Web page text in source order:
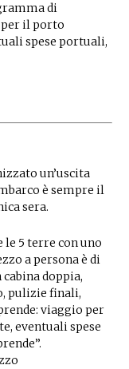
di
per il porto
spese portuali,
un’uscita
è sempre il
sera.
5 terre con uno
a persona è di
doppia,
pulizie finali,
viaggio per
eventuali spese